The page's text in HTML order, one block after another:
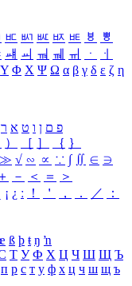
ㅳ ㅴ ㅵ ㅶ ㅷ ㅸ
ㅹ
ㆈ ㆉ ㆊ ㆋ ㆌ ㆍ
ㆎ
Υ Φ Χ Ψ Ω α β γ δ ε ζ η
פ ם ן ו ט א ר
） ［ ］ ｛ ｝
≫ √ ∽ ∝ ∵ ∫ ∬ ∈ ∋
－ ＜ ＝
＞
¡ ¿ ː ！ ＇ ， ． ／
：
ß þ ŧ ŋ ŉ
Т У Ф Х Ц Ч Ш Щ Ъ
п р с т у ф х ц ч ш щ ъ